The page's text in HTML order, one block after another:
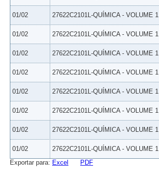
01/02 27622C2101L-QUÍMICA - VOLUME 1
01/02 27622C2101L-QUÍMICA - VOLUME 1
01/02 27622C2101L-QUÍMICA - VOLUME 1
01/02 27622C2101L-QUÍMICA - VOLUME 1
01/02 27622C2101L-QUÍMICA - VOLUME 1
01/02 27622C2101L-QUÍMICA - VOLUME 1
01/02 27622C2101L-QUÍMICA - VOLUME 1
01/02 27622C2101L-QUÍMICA - VOLUME 1
Exportar para: Excel PDF